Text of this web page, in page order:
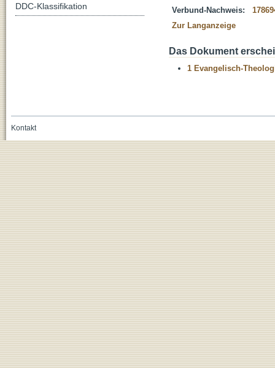
Verbund-Nachweis:
Zur Langanzeige
Das Dokument
1 Evangelisch-
DDC-Klassifikation
Kontakt